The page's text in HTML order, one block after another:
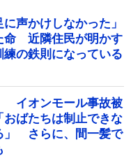
声かけしなかった」
命 近隣住民が明かす
練の鉄則になっている
イオンモール事故被
ばたちは制止できな
」 さらに、間一髪で